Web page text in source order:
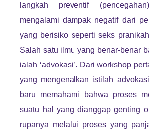
langkah preventif
mengalami dampak negatif dari
yang berisiko seperti seks
Salah satu ilmu yang benar-benar
ialah ‘advokasi’. Dari workshop
yang mengenalkan istilah
baru memahami bahwa proses
suatu hal yang dianggap genting
rupanya melalui proses yang